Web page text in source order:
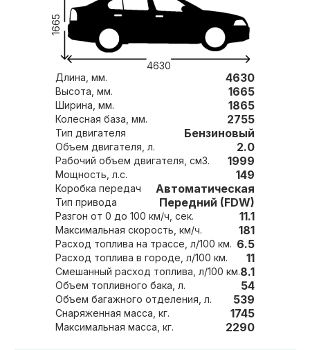
4630
1665
Длина, мм. 4630
Высота, мм. 1665
Ширина, мм. 1865
Колесная база, мм. 2755
Тип двигателя Бензиновый
Объем двигателя, л. 2.0
Рабочий объем двигателя, см3. 1999
Мощность, л.с. 149
Коробка передач Автоматическая
Тип привода Передний (FDW)
Разгон от 0 до 100 км/ч, сек. 11.1
Максимальная скорость, км/ч. 181
Расход топлива на трассе, л/100 км. 6.5
Расход топлива в городе, л/100 км. 11
Смешанный расход топлива, л/100 км.8.1
Объем топливного бака, л. 54
Объем багажного отделения, л. 539
Снаряженная масса, кг. 1745
Максимальная масса, кг. 2290